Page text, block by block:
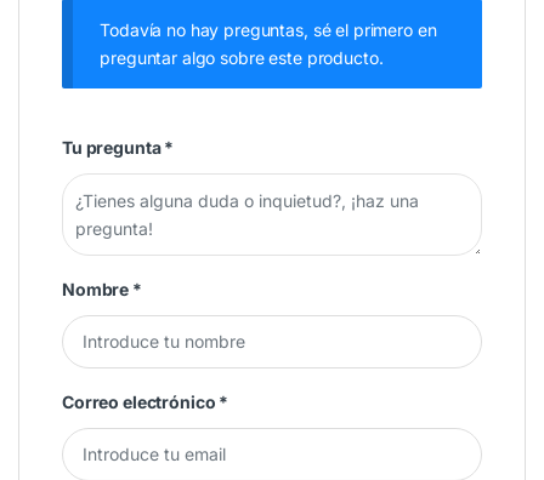
Todavía no hay preguntas, sé el primero en
preguntar algo sobre este producto.
Tu pregunta*
Nombre *
Correo electrónico *